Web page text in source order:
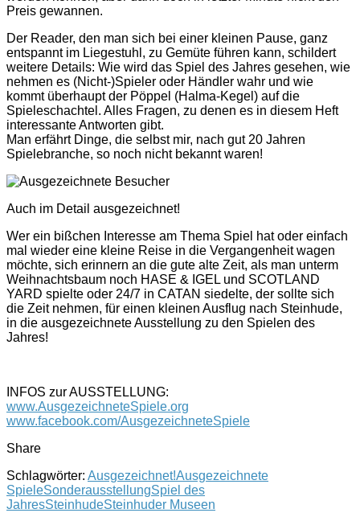
Preis gewannen.
Der Reader, den man sich bei einer kleinen Pause, ganz
entspannt im Liegestuhl, zu Gemüte führen kann, schildert
weitere Details: Wie wird das Spiel des Jahres gesehen, wie
nehmen es (Nicht-)Spieler oder Händler wahr und wie
kommt überhaupt der Pöppel (Halma-Kegel) auf die
Spieleschachtel. Alles Fragen, zu denen es in diesem Heft
interessante Antworten gibt.
Man erfährt Dinge, die selbst mir, nach gut 20 Jahren
Spielebranche, so noch nicht bekannt waren!
Auch im Detail ausgezeichnet!
Wer ein bißchen Interesse am Thema Spiel hat oder einfach
mal wieder eine kleine Reise in die Vergangenheit wagen
möchte, sich erinnern an die gute alte Zeit, als man unterm
Weihnachtsbaum noch HASE & IGEL und SCOTLAND
YARD spielte oder 24/7 in CATAN siedelte, der sollte sich
die Zeit nehmen, für einen kleinen Ausflug nach Steinhude,
in die ausgezeichnete Ausstellung zu den Spielen des
Jahres!
INFOS zur AUSSTELLUNG:
www.AusgezeichneteSpiele.org
www.facebook.com/AusgezeichneteSpiele
Share
Schlagwörter: Ausgezeichnet!Ausgezeichnete
SpieleSonderausstellungSpiel des
JahresSteinhudeSteinhuder Museen